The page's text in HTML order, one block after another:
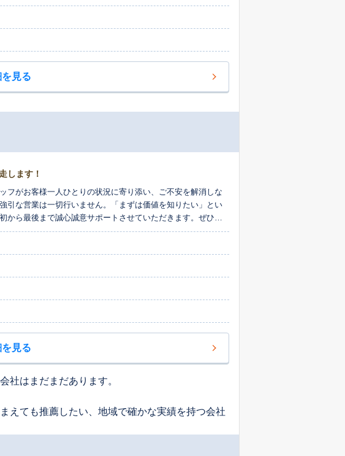
見る
します！
フがお客様一人ひとりの状況に寄り添い、ご不安を解消しな
引な営業は一切行いません。「まずは価値を知りたい」とい
ら最後まで誠心誠意サポートさせていただきます。ぜひお
見る
社はまだまだあります。
えても推薦したい、地域で確かな実績を持つ会社